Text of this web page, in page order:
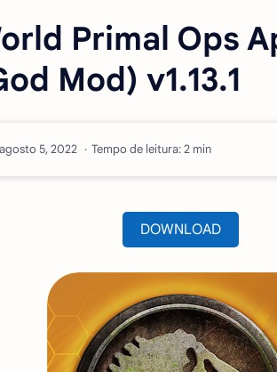
Primal Ops
Mod) v1.13.1
Tempo de leitura: 2 min
DOWNLOAD